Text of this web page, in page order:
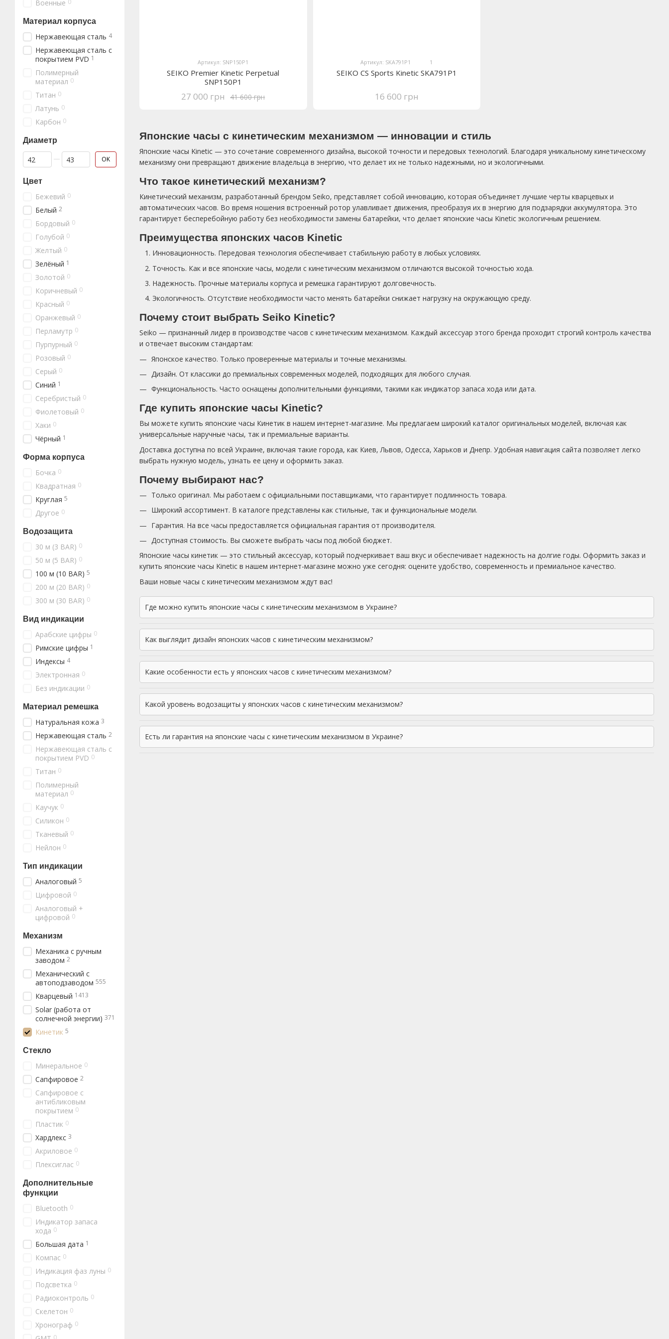
Японские часы с кинетическим механизмом — инновации и стиль
Японские часы Kinetic — это сочетание современного дизайна, высокой точности и передовых технологий. Благодаря уникальному кинетическому
механизму они превращают движение владельца в энергию, что делает их не только надежными, но и экологичными.
Что такое кинетический механизм?
Кинетический механизм, разработанный брендом Seiko, представляет собой инновацию, которая объединяет лучшие черты кварцевых и
автоматических часов. Во время ношения встроенный ротор улавливает движения, преобразуя их в энергию для подзарядки аккумулятора. Это
гарантирует бесперебойную работу без необходимости замены батарейки, что делает японские часы Kinetic экологичным решением.
Преимущества японских часов Kinetic
Инновационность. Передовая технология обеспечивает стабильную работу в любых условиях.
Точность. Как и все японские часы, модели с кинетическим механизмом отличаются высокой точностью хода.
Надежность. Прочные материалы корпуса и ремешка гарантируют долговечность.
Экологичность. Отсутствие необходимости часто менять батарейки снижает нагрузку на окружающую среду.
Почему стоит выбрать Seiko Kinetic?
Seiko — признанный лидер в производстве часов с кинетическим механизмом. Каждый аксессуар этого бренда проходит строгий контроль качества
и отвечает высоким стандартам:
Японское качество. Только проверенные материалы и точные механизмы.
Дизайн. От классики до премиальных современных моделей, подходящих для любого случая.
Функциональность. Часто оснащены дополнительными функциями, такими как индикатор запаса хода или дата.
Где купить японские часы Kinetic?
Вы можете купить японские часы Кинетик в нашем интернет-магазине. Мы предлагаем широкий каталог оригинальных моделей, включая как
универсальные наручные часы, так и премиальные варианты.
Доставка доступна по всей Украине, включая такие города, как Киев, Львов, Одесса, Харьков и Днепр. Удобная навигация сайта позволяет легко
выбрать нужную модель, узнать ее цену и оформить заказ.
Почему выбирают нас?
Только оригинал. Мы работаем с официальными поставщиками, что гарантирует подлинность товара.
Широкий ассортимент. В каталоге представлены как стильные, так и функциональные модели.
Гарантия. На все часы предоставляется официальная гарантия от производителя.
Доступная стоимость. Вы сможете выбрать часы под любой бюджет.
Японские часы кинетик — это стильный аксессуар, который подчеркивает ваш вкус и обеспечивает надежность на долгие годы. Оформить заказ и
купить японские часы Kinetic в нашем интернет-магазине можно уже сегодня: оцените удобство, современность и премиальное качество.
Ваши новые часы с кинетическим механизмом ждут вас!
Где можно купить японские часы с кинетическим механизмом в Украине?
Как выглядит дизайн японских часов с кинетическим механизмом?
Какие особенности есть у японских часов с кинетическим механизмом?
Какой уровень водозащиты у японских часов с кинетическим механизмом?
Есть ли гарантия на японские часы с кинетическим механизмом в Украине?
Артикул: SNP150P1
SEIKO Premier Kinetic Perpetual
SNP150P1
41 600 грн
27 000 грн
Артикул: SKA791P1 1
SEIKO CS Sports Kinetic SKA791P1
16 600 грн
Военные 0
Материал корпуса
Нержавеющая сталь 4
Нержавеющая сталь с
покрытием PVD 1
Полимерный
материал 0
Титан 0
Латунь 0
Карбон 0
Диаметр
От Диаметр
До Диаметр OK
Цвет
Бежевий 0
Белый 2
Бордовый 0
Голубой 0
Желтый 0
Зелёный 1
Золотой 0
Коричневый 0
Красный 0
Оранжевый 0
Перламутр 0
Пурпурный 0
Розовый 0
Серый 0
Синий 1
Серебристый 0
Фиолетовый 0
Хаки 0
Чёрный 1
Форма корпуса
Бочка 0
Квадратная 0
Круглая 5
Другое 0
Водозащита
30 м (3 BAR) 0
50 м (5 BAR) 0
100 м (10 BAR) 5
200 м (20 BAR) 0
300 м (30 BAR) 0
Вид индикации
Арабские цифры 0
Римские цифры 1
Индексы 4
Электронная 0
Без индикации 0
Материал ремешка
Натуральная кожа 3
Нержавеющая сталь 2
Нержавеющая сталь с
покрытием PVD 0
Титан 0
Полимерный
материал 0
Каучук 0
Силикон 0
Тканевый 0
Нейлон 0
Тип индикации
Аналоговый 5
Цифровой 0
Аналоговый +
цифровой 0
Механизм
Механика с ручным
заводом 2
Механический с
автоподзаводом 555
Кварцевый 1413
Solar (работа от
солнечной энергии) 371
Кинетик 5
Стекло
Минеральное 0
Сапфировое 2
Сапфировое с
антибликовым
покрытием 0
Пластик 0
Хардлекс 3
Акриловое 0
Плексиглас 0
Дополнительные
функции
Bluetooth 0
Индикатор запаса
хода 0
Большая дата 1
Компас 0
Индикация фаз луны 0
Подсветка 0
Радиоконтроль 0
Скелетон 0
Хронограф 0
0